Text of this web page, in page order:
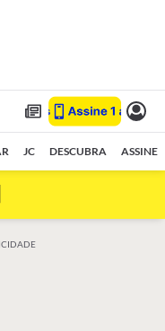
JC DESCUBRA ASSINE